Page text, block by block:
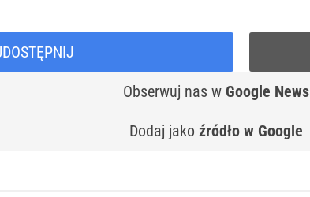
Obserwuj nas w Google News
Dodaj jako źródło w Google